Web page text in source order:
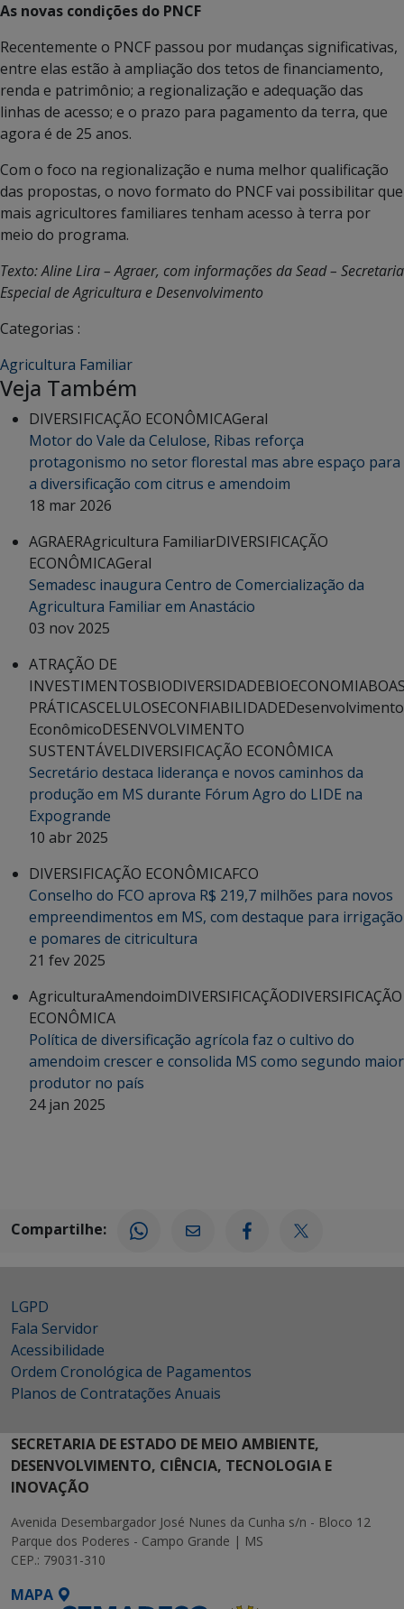
As novas condições do PNCF
Recentemente o PNCF passou por mudanças significativas,
entre elas estão à ampliação dos tetos de financiamento,
renda e patrimônio; a regionalização e adequação das
linhas de acesso; e o prazo para pagamento da terra, que
agora é de 25 anos.
Com o foco na regionalização e numa melhor qualificação
das propostas, o novo formato do PNCF vai possibilitar que
mais agricultores familiares tenham acesso à terra por
meio do programa.
Texto: Aline Lira – Agraer, com informações da Sead – Secretaria
Especial de Agricultura e Desenvolvimento
Categorias :
Agricultura Familiar
Veja Também
DIVERSIFICAÇÃO ECONÔMICAGeral
Motor do Vale da Celulose, Ribas reforça
protagonismo no setor florestal mas abre espaço para
a diversificação com citrus e amendoim
18 mar 2026
AGRAERAgricultura FamiliarDIVERSIFICAÇÃO
ECONÔMICAGeral
Semadesc inaugura Centro de Comercialização da
Agricultura Familiar em Anastácio
03 nov 2025
ATRAÇÃO DE
INVESTIMENTOSBIODIVERSIDADEBIOECONOMIA
PRÁTICASCELULOSECONFIABILIDADEDesenvolvimento
EconômicoDESENVOLVIMENTO
SUSTENTÁVELDIVERSIFICAÇÃO ECONÔMICA
Secretário destaca liderança e novos caminhos da
produção em MS durante Fórum Agro do LIDE na
Expogrande
10 abr 2025
DIVERSIFICAÇÃO ECONÔMICAFCO
Conselho do FCO aprova R$ 219,7 milhões para novos
empreendimentos em MS, com destaque para irrigação
e pomares de citricultura
21 fev 2025
AgriculturaAmendoimDIVERSIFICAÇÃODIVERSIFICAÇÃO
ECONÔMICA
Política de diversificação agrícola faz o cultivo do
amendoim crescer e consolida MS como segundo maior
produtor no país
24 jan 2025
Compartilhe:
LGPD
Fala Servidor
Acessibilidade
Ordem Cronológica de Pagamentos
Planos de Contratações Anuais
SECRETARIA DE ESTADO DE MEIO AMBIENTE,
DESENVOLVIMENTO, CIÊNCIA, TECNOLOGIA E
INOVAÇÃO
Avenida Desembargador José Nunes da Cunha s/n - Bloco 12
Parque dos Poderes - Campo Grande | MS
CEP.: 79031-310
MAPA